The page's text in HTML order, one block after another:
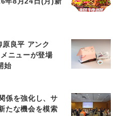
原良平 アンク
メニューが登場
始
係を強化し、サ
たな機会を模索